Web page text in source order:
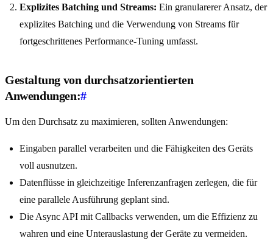
Explizites Batching und Streams: Ein granularerer Ansatz, der
explizites Batching und die Verwendung von Streams für
fortgeschrittenes Performance-Tuning umfasst.
Gestaltung von durchsatzorientierten
Anwendungen:#
Um den Durchsatz zu maximieren, sollten Anwendungen:
Eingaben parallel verarbeiten und die Fähigkeiten des Geräts
voll ausnutzen.
Datenflüsse in gleichzeitige Inferenzanfragen zerlegen, die für
eine parallele Ausführung geplant sind.
Die Async API mit Callbacks verwenden, um die Effizienz zu
wahren und eine Unterauslastung der Geräte zu vermeiden.